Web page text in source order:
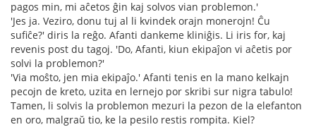
pagos min, mi aĉetos ĝin kaj solvos vian problemon.'
'Jes ja. Veziro, donu tuj al li kvindek orajn monerojn! Ĉu
sufiĉe?' diris la reĝo. Afanti dankeme kliniĝis. Li iris for, kaj
revenis post du tagoj. 'Do, Afanti, kiun ekipaĵon vi aĉetis por
solvi la problemon?'
'Via moŝto, jen mia ekipaĵo.' Afanti tenis en la mano kelkajn
pecojn de kreto, uzita en lernejo por skribi sur nigra tabulo!
Tamen, li solvis la problemon mezuri la pezon de la elefanton
en oro, malgraŭ tio, ke la pesilo restis rompita. Kiel?